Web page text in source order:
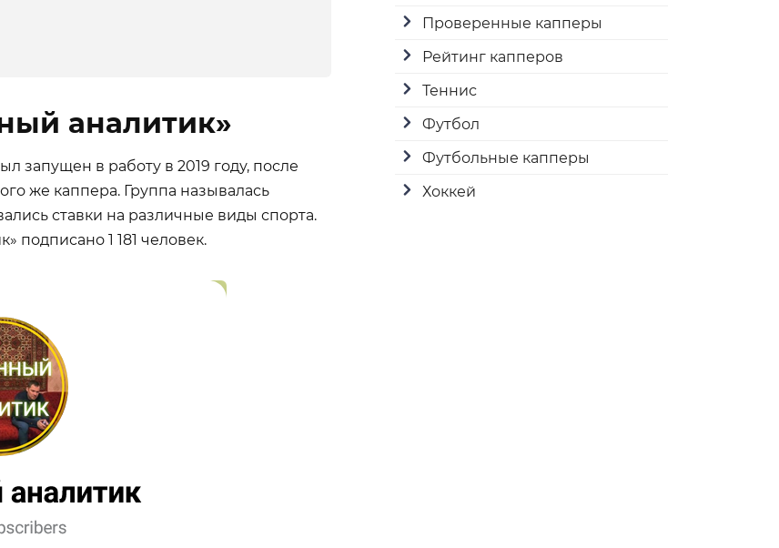
аналитик»
запущен в работу в 2019 году, после
же каппера. Группа называлась
ставки на различные виды спорта.
подписано 1 181 человек.
Проверенные капперы
Рейтинг капперов
Теннис
Футбол
Футбольные капперы
Хоккей